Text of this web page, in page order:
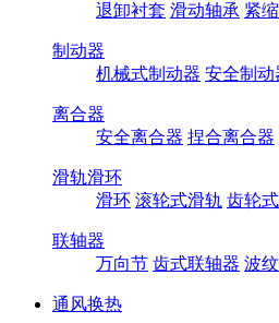
退卸衬套 滑动轴承 紧
制动器
机械式制动器 安全制动
离合器
安全离合器 捏合离合器
滑轨滑环
滑环 滚轮式滑轨 齿轮
联轴器
万向节 齿式联轴器 波
通风换热